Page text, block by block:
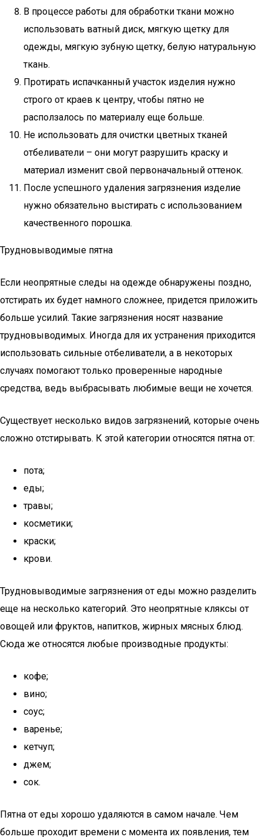
В процессе работы для обработки ткани можно
использовать ватный диск, мягкую щетку для
одежды, мягкую зубную щетку, белую натуральную
ткань.
Протирать испачканный участок изделия нужно
строго от краев к центру, чтобы пятно не
расползалось по материалу еще больше.
Не использовать для очистки цветных тканей
отбеливатели – они могут разрушить краску и
материал изменит свой первоначальный оттенок.
После успешного удаления загрязнения изделие
нужно обязательно выстирать с использованием
качественного порошка.
Трудновыводимые пятна
Если неопрятные следы на одежде обнаружены поздно,
отстирать их будет намного сложнее, придется приложить
больше усилий. Такие загрязнения носят название
трудновыводимых. Иногда для их устранения приходится
использовать сильные отбеливатели, а в некоторых
случаях помогают только проверенные народные
средства, ведь выбрасывать любимые вещи не хочется.
Существует несколько видов загрязнений, которые очень
сложно отстирывать. К этой категории относятся пятна от:
пота;
еды;
травы;
косметики;
краски;
крови.
Трудновыводимые загрязнения от еды можно разделить
еще на несколько категорий. Это неопрятные кляксы от
овощей или фруктов, напитков, жирных мясных блюд.
Сюда же относятся любые производные продукты:
кофе;
вино;
соус;
варенье;
кетчуп;
джем;
сок.
Пятна от еды хорошо удаляются в самом начале. Чем
больше проходит времени с момента их появления, тем